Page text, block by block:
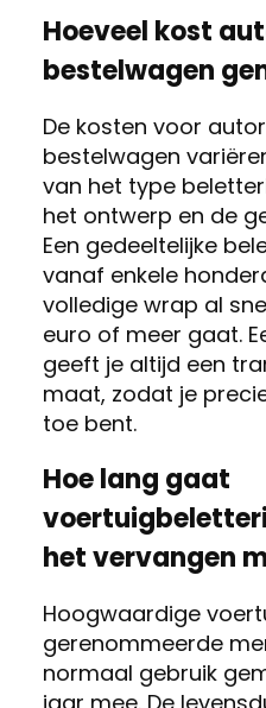
Hoeveel kost
bestelwagen
De kosten voor
bestelwagen
van het type
het ontwerp en de
Een gedeeltelijke
vanaf enkele
volledige wrap al
euro of meer gaat.
geeft je altijd een
maat, zodat je
toe bent.
Hoe lang gaat
het vervangen
Hoogwaardige
gerenommeerde
normaal gebruik